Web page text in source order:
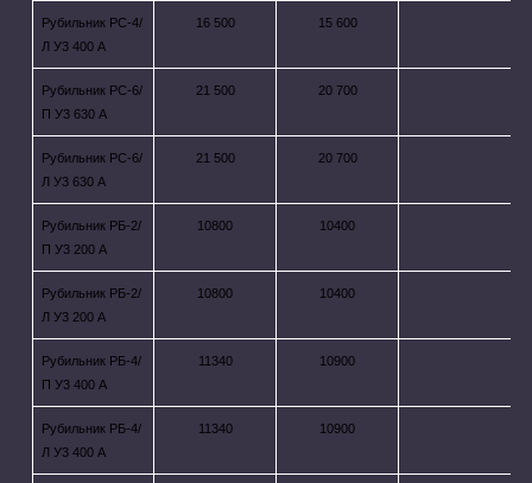
Рубильник РС-4/
Л У3 400 А
16 500 15 600
Рубильник РС-6/
П У3 630 А
21 500 20 700
Рубильник РС-6/
Л У3 630 А
21 500 20 700
Рубильник РБ-2/
П У3 200 А
10800 10400
Рубильник РБ-2/
Л У3 200 А
10800 10400
Рубильник РБ-4/
П У3 400 А
11340 10900
Рубильник РБ-4/
Л У3 400 А
11340 10900